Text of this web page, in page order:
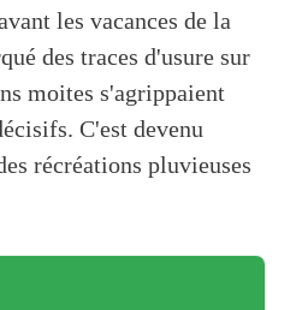
les vacances de la
des traces d'usure sur
moites s'agrippaient
C'est devenu
récréations pluvieuses